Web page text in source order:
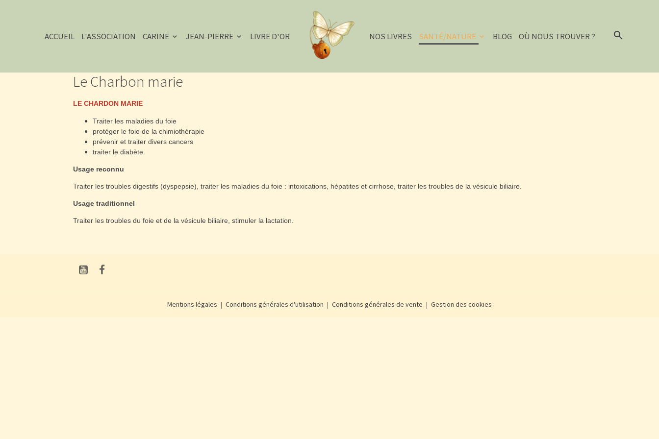
ACCUEIL L'ASSOCIATION CARINE JEAN-PIERRE LIVRE D'OR NOS LIVRES SANTÉ/NATURE BLOG OÙ NOUS TROUVER ?
Le Charbon marie
LE CHARDON MARIE
Traiter les maladies du foie
protéger le foie de la chimiothérapie
prévenir et traiter divers cancers
traiter le diabète.
Usage reconnu
Traiter les troubles digestifs (dyspepsie), traiter les maladies du foie : intoxications, hépatites et cirrhose, traiter les troubles de la vésicule biliaire.
Usage traditionnel
Traiter les troubles du foie et de la vésicule biliaire, stimuler la lactation.
Mentions légales Conditions générales d'utilisation Conditions générales de vente Gestion des cookies